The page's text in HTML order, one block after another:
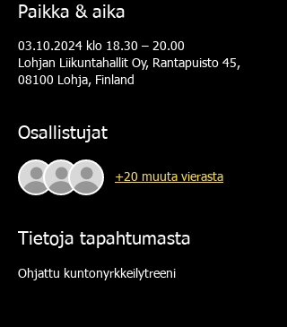
Paikka & aika
03.10.2024 klo 18.30 – 20.00
Lohjan Liikuntahallit Oy, Rantapuisto 45,
08100 Lohja, Finland
Osallistujat
+20 muuta vierasta
Tietoja tapahtumasta
Ohjattu kuntonyrkkeilytreeni